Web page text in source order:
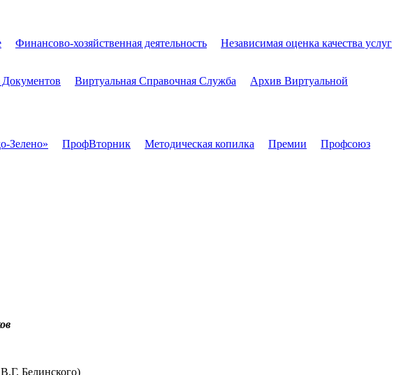
Финансово-хозяйственная деятельность
Независимая оценка качества услуг
Документов Виртуальная Справочная Служба
Архив Виртуальной
Зелено» ПрофВторник Методическая копилка Премии
Профсоюз
Белинского)